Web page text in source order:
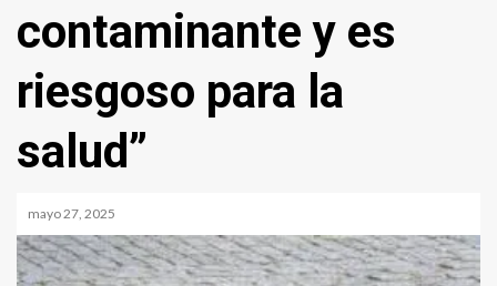
contaminante y es
riesgoso para la
salud”
mayo 27, 2025